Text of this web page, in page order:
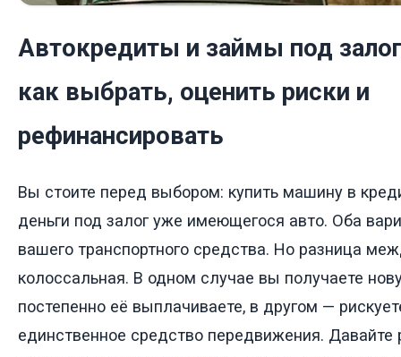
Автокредиты и займы под
как выбрать, оценить риски и
рефинансировать
Вы стоите перед выбором: купить машину в
деньги под залог уже имеющегося авто. Оба
вашего транспортного средства. Но разница
колоссальная. В одном случае вы получаете
постепенно её выплачиваете, в другом —
единственное средство передвижения. Давайте